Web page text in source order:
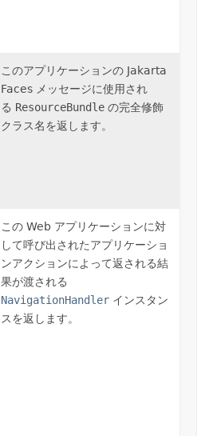
このアプリケーションの Jakarta
Faces メッセージに使用され
る ResourceBundle の完全修飾
クラス名を返します。
この Web アプリケーションに対
して呼び出されたアプリケーショ
ンアクションによって返される結
果が渡される
NavigationHandler インスタン
スを返します。